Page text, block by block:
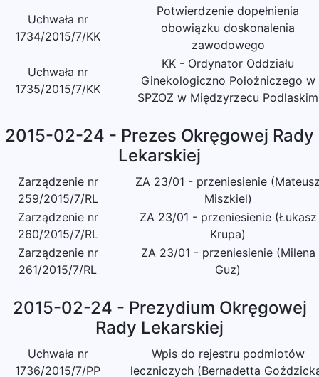
Uchwała nr
1734/2015/7/KK
Potwierdzenie dopełnienia
obowiązku doskonalenia
zawodowego
Uchwała nr
1735/2015/7/KK
KK - Ordynator Oddziału
Ginekologiczno Położniczego w
SPZOZ w Międzyrzecu Podlaskim
2015-02-24 - Prezes Okręgowej Rady
Lekarskiej
Zarządzenie nr
259/2015/7/RL
ZA 23/01 - przeniesienie
Miszkiel)
Zarządzenie nr
260/2015/7/RL
ZA 23/01 - przeniesienie (Łukasz
Krupa)
Zarządzenie nr
261/2015/7/RL
ZA 23/01 - przeniesienie (Milena
Guz)
2015-02-24 - Prezydium Okręgowej
Rady Lekarskiej
Uchwała nr
1736/2015/7/PP
Wpis do rejestru podmiotów
leczniczych (Bernadetta